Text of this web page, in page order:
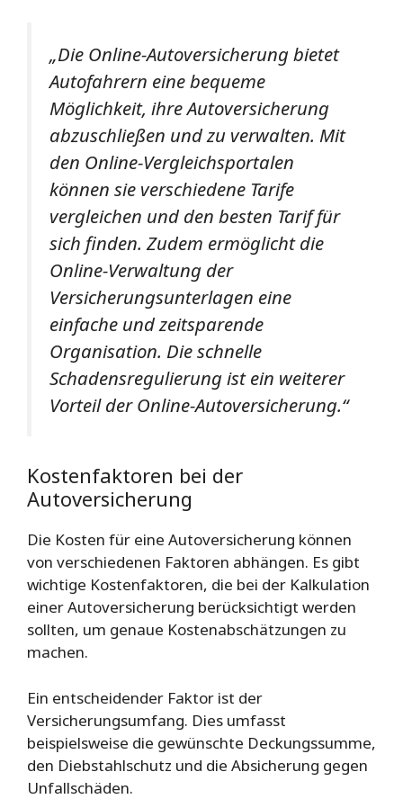
„Die Online-Autoversicherung bietet
Autofahrern eine bequeme
Möglichkeit, ihre Autoversicherung
abzuschließen und zu verwalten. Mit
den Online-Vergleichsportalen
können sie verschiedene Tarife
vergleichen und den besten Tarif für
sich finden. Zudem ermöglicht die
Online-Verwaltung der
Versicherungsunterlagen eine
einfache und zeitsparende
Organisation. Die schnelle
Schadensregulierung ist ein weiterer
Vorteil der Online-Autoversicherung.“
Kostenfaktoren bei der
Autoversicherung
Die Kosten für eine Autoversicherung können
von verschiedenen Faktoren abhängen. Es gibt
wichtige Kostenfaktoren, die bei der Kalkulation
einer Autoversicherung berücksichtigt werden
sollten, um genaue Kostenabschätzungen zu
machen.
Ein entscheidender Faktor ist der
Versicherungsumfang. Dies umfasst
beispielsweise die gewünschte Deckungssumme,
den Diebstahlschutz und die Absicherung gegen
Unfallschäden.